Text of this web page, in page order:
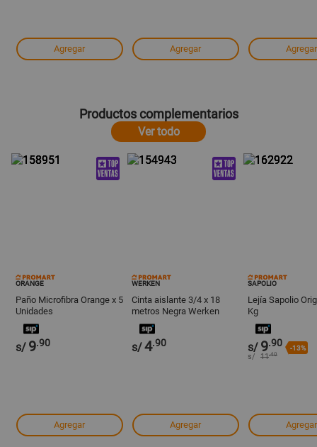
Agregar Agregar Agregar
Productos complementarios
Ver todo
ORANGE
Paño Microfibra Orange x 5
Unidades
s/ 9.90
Agregar
WERKEN
Cinta aislante 3/4 x 18
metros Negra Werken
s/4.90
Agregar
SAPOLIO
Lejía Sapolio
Kg
s/ 9.90 -13%
s/ 11.40
Agregar